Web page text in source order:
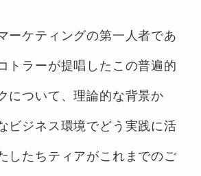
ーケティングの第一人者であ
トラーが提唱したこの普遍的
について、理論的な背景か
ビジネス環境でどう実践に活
したちティアがこれまでのご